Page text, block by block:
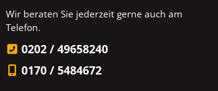
Wir beraten Sie jederzeit gerne auch am
Telefon.
0202 / 49658240
0170 / 5484672